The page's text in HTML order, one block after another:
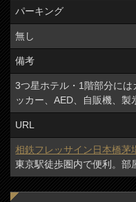
パーキング
無し
備考
3つ星ホテル・1階部分に
ッカー、AED、自販機、製
URL
相鉄フレッサイン日本橋茅
東京駅徒歩圏内で便利。部